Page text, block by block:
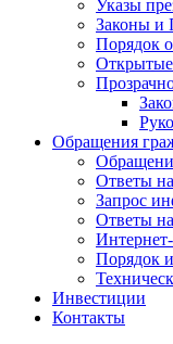
Указы
Законы и
Порядок
Обращения
Ответы
Запрос
Ответы
Порядок
Инвестиции
Контакты